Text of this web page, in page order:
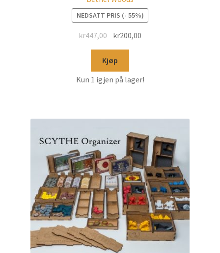
NEDSATT PRIS (- 55%)
kr447,00 kr200,00
Kjøp
Kun 1 igjen på lager!